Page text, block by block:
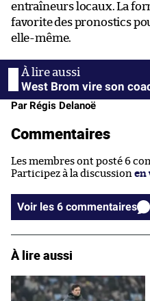
entraîneurs locaux. La
favorite des pronostics
elle-même.
West Brom vire son
Par Régis Delanoë
Commentaires
Les membres ont posté 6
Participez à la discussion en
Voir les 6 commentaires
À lire aussi